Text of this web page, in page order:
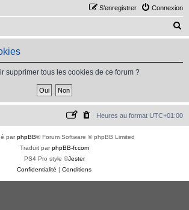
Connexion
S’enregistrer
e
h
supprimer tous les cookies de ce forum ?
Heures au format UTC+01:00
parphpBB® Forum Software © phpBB Limited
Traduit parphpBB-fr.com
PS4 Pro style ©Jester
Confidentialité | Conditions